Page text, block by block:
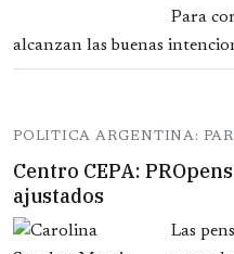
Para
alcanzan las buenas
POLITICA ARGENTINA:
Centro CEPA:
ajustados
Las